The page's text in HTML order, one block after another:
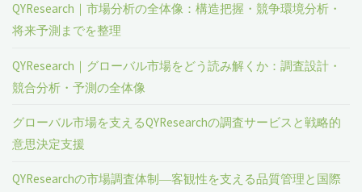
QYResearch｜市場分析の全体像：構造把握・競争環境分析・
将来予測までを整理
QYResearch｜グローバル市場をどう読み解くか：調査設計・
競合分析・予測の全体像
グローバル市場を支えるQYResearchの調査サービスと戦略的
意思決定支援
QYResearchの市場調査体制―客観性を支える品質管理と国際